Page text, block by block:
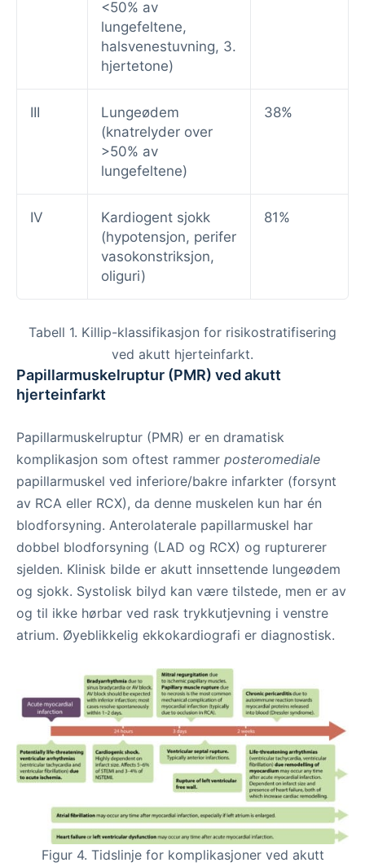
<50% av
lungefeltene,
halsvenestuvning, 3.
hjertetone)
III
Lungeødem
(knatrelyder over
>50% av
lungefeltene)
38%
IV
Kardiogent sjokk
(hypotensjon, perifer
vasokonstriksjon,
oliguri)
81%
Tabell 1. Killip-klassifikasjon for risikostratifisering
ved akutt hjerteinfarkt.
Papillarmuskelruptur (PMR) ved akutt
hjerteinfarkt
Papillarmuskelruptur (PMR) er en dramatisk
komplikasjon som oftest rammer posteromediale
papillarmuskel ved inferiore/bakre infarkter (forsynt
av RCA eller RCX), da denne muskelen kun har én
blodforsyning. Anterolaterale papillarmuskel har
dobbel blodforsyning (LAD og RCX) og rupturerer
sjelden. Klinisk bilde er akutt innsettende lungeødem
og sjokk. Systolisk bilyd kan være tilstede, men er av
og til ikke hørbar ved rask trykkutjevning i venstre
atrium. Øyeblikkelig ekkokardiografi er diagnostisk.
Figur 4. Tidslinje for komplikasjoner ved akutt